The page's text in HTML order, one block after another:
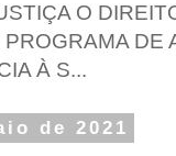
O
DE
À S...
de 2021